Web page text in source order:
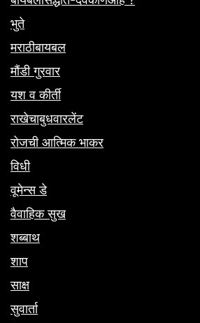
भुते
मराठीबायबल
मौंडी गुरवार
यश व कीर्ती
राखेचाबुधवारलेंट
रोजची आत्मिक भाकर
विधी
वूमेन्स डे
वैवाहिक सुख
शब्बाथ
शाप
साक्ष
सुवार्ता